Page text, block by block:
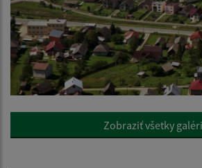
Zobraziť všetky